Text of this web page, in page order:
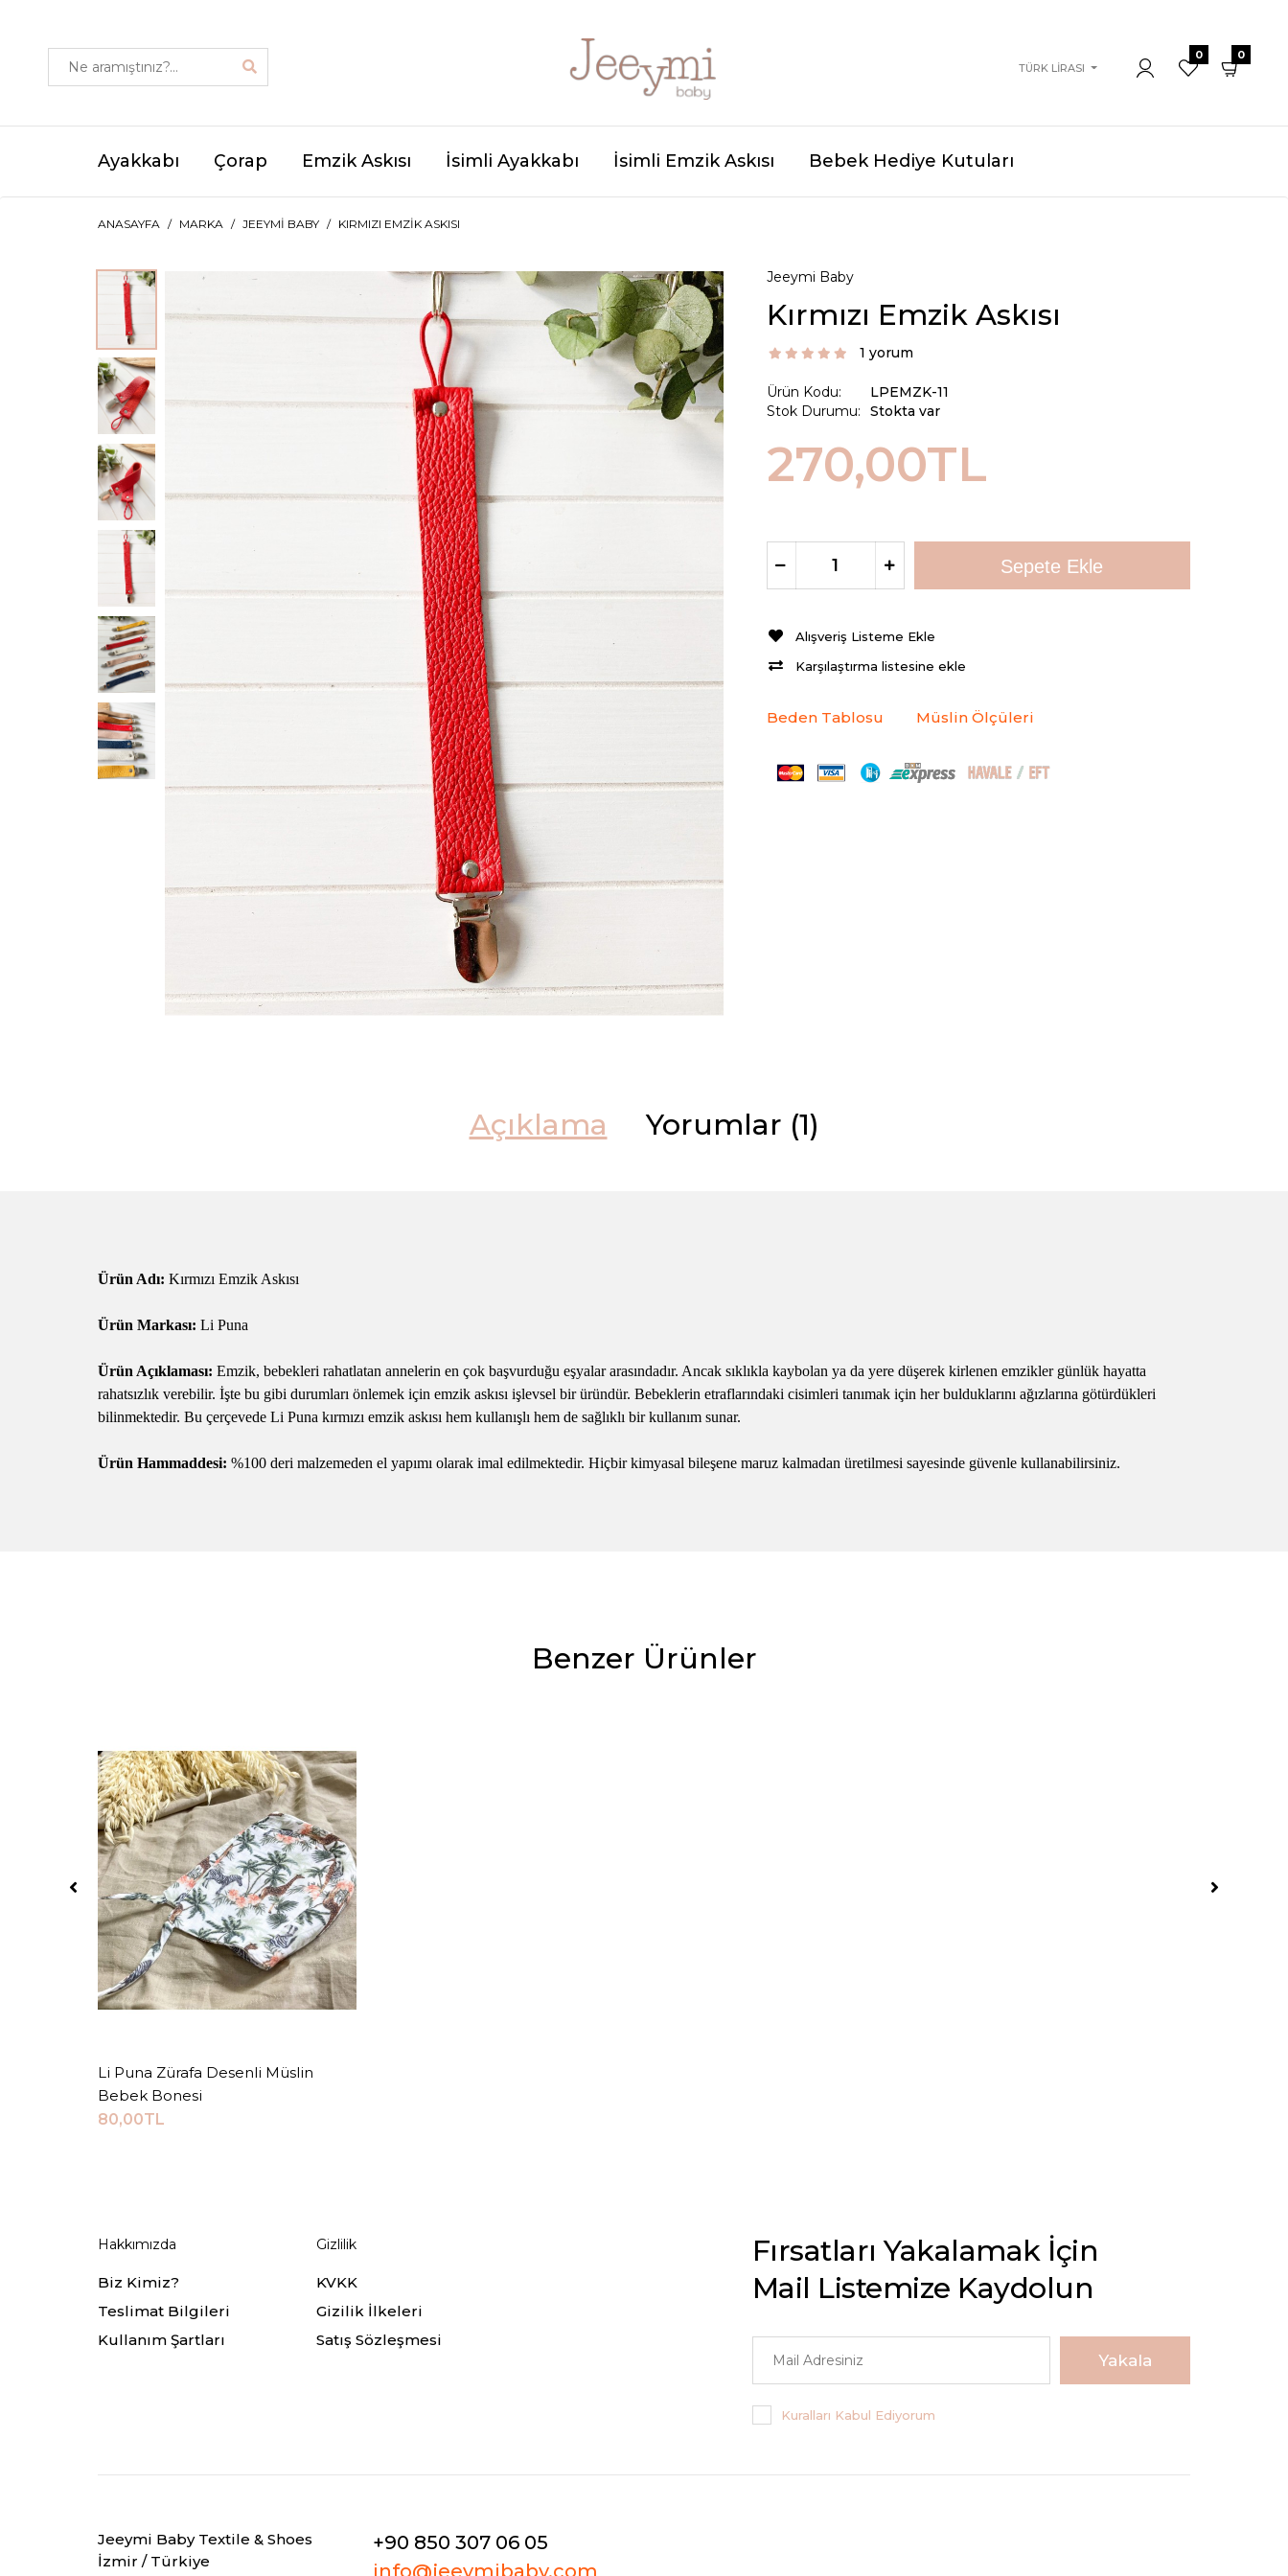
TÜRK LIRASI
0 0
Ayakkabı Çorap Emzik Askısı İsimli Ayakkabı İsimli Emzik Askısı Bebek Hediye Kutuları
ANASAYFA MARKA JEEYMI BABY KIRMIZI EMZIK ASKISI
Jeeymi Baby
Kırmızı Emzik Askısı
1 yorum
Ürün Kodu:
Stok Durumu:
LPEMZK-11
Stokta var
270,00TL
Alışveriş Listeme Ekle
Karşılaştırma listesine ekle
Beden Tablosu Müslin Ölçüleri
Açıklama Yorumlar (1)
Ürün Adı: Kırmızı Emzik Askısı
Ürün Markası: Li Puna
Ürün Açıklaması: Emzik, bebekleri rahatlatan annelerin en çok başvurduğu eşyalar arasındadır. Ancak sıklıkla kaybolan ya da yere düşerek kirlenen emzikler günlük hayatta
rahatsızlık verebilir. İşte bu gibi durumları önlemek için emzik askısı işlevsel bir üründür. Bebeklerin etraflarındaki cisimleri tanımak için her bulduklarını ağızlarına götürdükleri
bilinmektedir. Bu çerçevede Li Puna kırmızı emzik askısı hem kullanışlı hem de sağlıklı bir kullanım sunar.
Ürün Hammaddesi: %100 deri malzemeden el yapımı olarak imal edilmektedir. Hiçbir kimyasal bileşene maruz kalmadan üretilmesi sayesinde güvenle kullanabilirsiniz.
Benzer Ürünler
Sepete Ekle
Li Puna Zürafa Desenli Müslin
Bebek Bonesi
80,00TL
Hakkımızda
Biz Kimiz?
Teslimat Bilgileri
Kullanım Şartları
Gizlilik
KVKK
Gizilik İlkeleri
Satış Sözleşmesi
Fırsatları Yakalamak İçin
Mail Listemize Kaydolun
Yakala
Kuralları Kabul Ediyorum
Jeeymi Baby Textile & Shoes
İzmir / Türkiye
+90 850 307 06 05
info@jeeymibaby.com